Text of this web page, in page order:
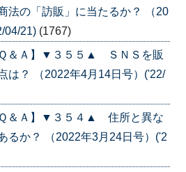
法の「訪販」に当たるか？ （20
04/21) (1767)
Ｑ＆Ａ】▼３５５▲ ＳＮＳを販
は？ （2022年4月14日号）('22/
Ｑ＆Ａ】▼３５４▲ 住所と異な
るか？ （2022年3月24日号）('2